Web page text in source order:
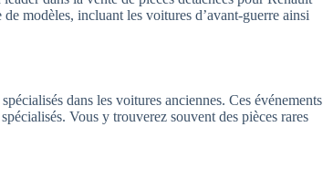
modèles, incluant les voitures d’avant-guerre ainsi
dans les voitures anciennes. Ces événements
Vous y trouverez souvent des pièces rares